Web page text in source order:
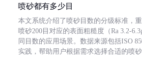
喷砂都有多少目
本文系统介绍了喷砂目数的分级标准，
喷砂200目对应的表面粗糙度（Ra 3.2-
同目数的应用场景。数据来源包括ISO
实践，帮助用户根据需求选择合适的喷砂